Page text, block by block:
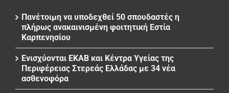
Πανέτοιμη να υποδεχθεί 50 σπουδαστές η
πλήρως ανακαινισμένη φοιτητική Εστία
Καρπενησίου
Ενισχύονται ΕΚΑΒ και Κέντρα Υγείας της
Περιφέρειας Στερεάς Ελλάδας με 34 νέα
ασθενοφόρα